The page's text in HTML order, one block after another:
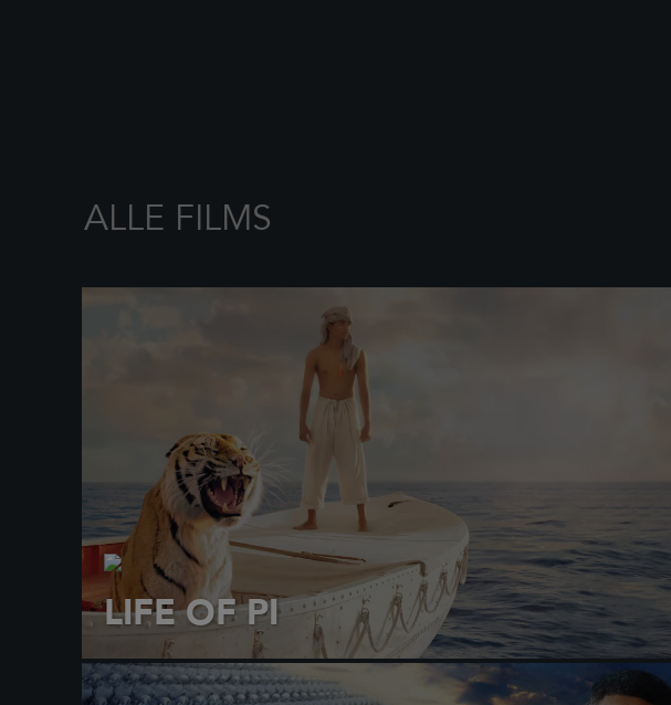
ALLE FILMS
LIFE OF PI